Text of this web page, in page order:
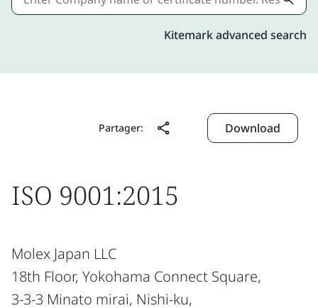
Kitemark advanced search
Partager: Download
ISO 9001:2015
Molex Japan LLC
18th Floor, Yokohama Connect Square,
3-3-3 Minato mirai, Nishi-ku,